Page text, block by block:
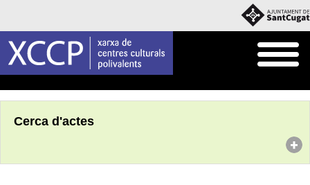
Cerca d'actes